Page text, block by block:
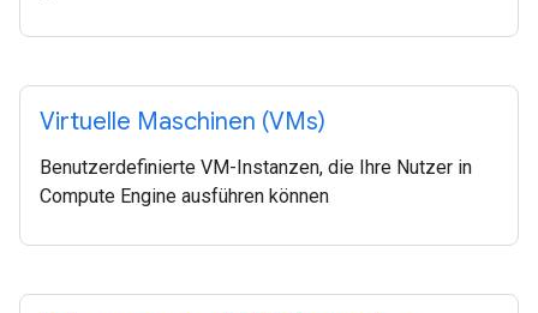
Virtuelle Maschinen (VMs)
Benutzerdefinierte VM-Instanzen, die Ihre Nutzer in
Compute Engine ausführen können